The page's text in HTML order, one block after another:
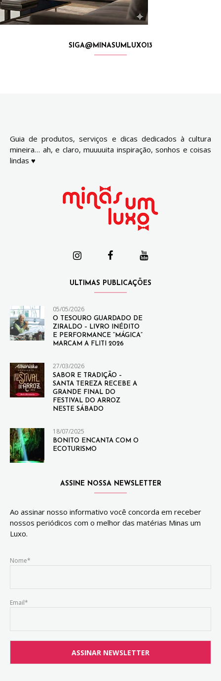
SIGA@MINASUMLUXO13
Guia de produtos, serviços e dicas dedicados à cultura
mineira… ah, e claro, muuuuita inspiração, sonhos e coisas
lindas ♥
ULTIMAS PUBLICAÇÕES
05/05/2026
O TESOURO GUARDADO DE
ZIRALDO – LIVRO INÉDITO
E PERFORMANCE “MÁGICA”
MARCAM A FLITI 2026
27/03/2026
SABOR E TRADIÇÃO –
SANTA TEREZA RECEBE A
GRANDE FINAL DO
FESTIVAL DO ARROZ
NESTE SÁBADO
18/07/2025
BONITO ENCANTA COM O
ECOTURISMO
ASSINE NOSSA NEWSLETTER
Ao assinar nosso informativo você concorda em receber
nossos periódicos com o melhor das matérias Minas um
Luxo.
Nome*
Email*